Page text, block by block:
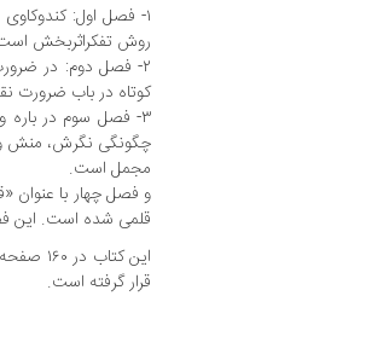
۱- فصل اول:
روش تفکراثربخش
۲- فصل دوم: در
کوتاه در باب ضرورت
۳- فصل سوم در
چگونگی نگرش، منش و
مجمل است.
و فصل چهار با عنوان
قلمی شده است. این
این
قرار گرفته است.